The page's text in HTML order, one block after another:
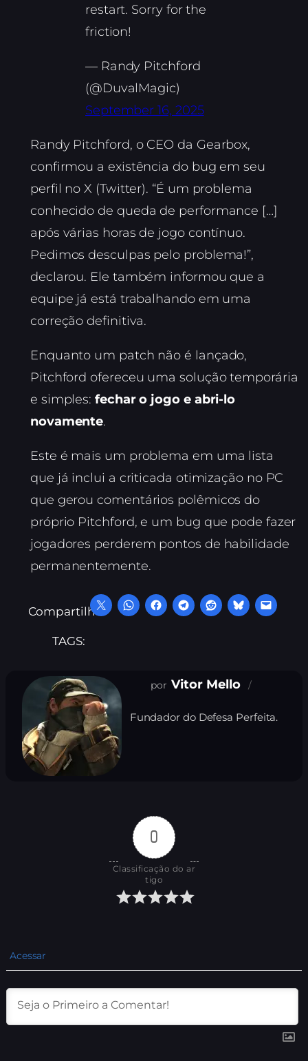
restart. Sorry for the
friction!
— Randy Pitchford
(@DuvalMagic)
September 16, 2025
Randy Pitchford, o CEO da Gearbox,
confirmou a existência do bug em seu
perfil no X (Twitter). “É um problema
conhecido de queda de performance […]
após várias horas de jogo contínuo.
Pedimos desculpas pelo problema!”,
declarou. Ele também informou que a
equipe já está trabalhando em uma
correção definitiva.
Enquanto um patch não é lançado,
Pitchford ofereceu uma solução temporária
e simples:fechar o jogo e abri-lo
novamente.
Este é mais um problema em uma lista
que já inclui a criticada otimização no PC
que gerou comentários polêmicos do
próprio Pitchford, e um bug que pode fazer
jogadores perderem pontos de habilidade
permanentemente.
Compartilhe:
TAGS:
Vitor Mello
Fundador do Defesa Perfeita.
0
Classificação do ar
tigo
Acessar